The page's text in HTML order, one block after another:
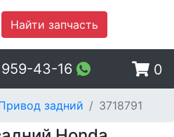
Найти запчасть
43-16 0
задний 3718791